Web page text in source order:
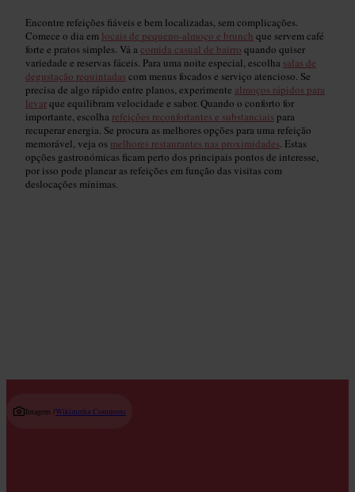
Encontre refeições fiáveis e bem localizadas, sem complicações.
Comece o dia em locais de pequeno-almoço e brunch que servem café
forte e pratos simples. Vá acomida casual de bairro quando quiser
variedade e reservas fáceis. Para uma noite especial, escolha salas de
degustação requintadas com menus focados e serviço atencioso. Se
precisa de algo rápido entre planos, experimente almoços rápidos para
levarque equilibram velocidade e sabor. Quando o conforto for
importante, escolha refeições reconfortantes e substanciais para
recuperar energia. Se procura as melhores opções para uma refeição
memorável, veja os melhores restaurantes nas proximidades. Estas
opções gastronómicas ficam perto dos principais pontos de interesse,
por isso pode planear as refeições em função das visitas com
deslocações mínimas.
Imagem /Wikimedia Commons